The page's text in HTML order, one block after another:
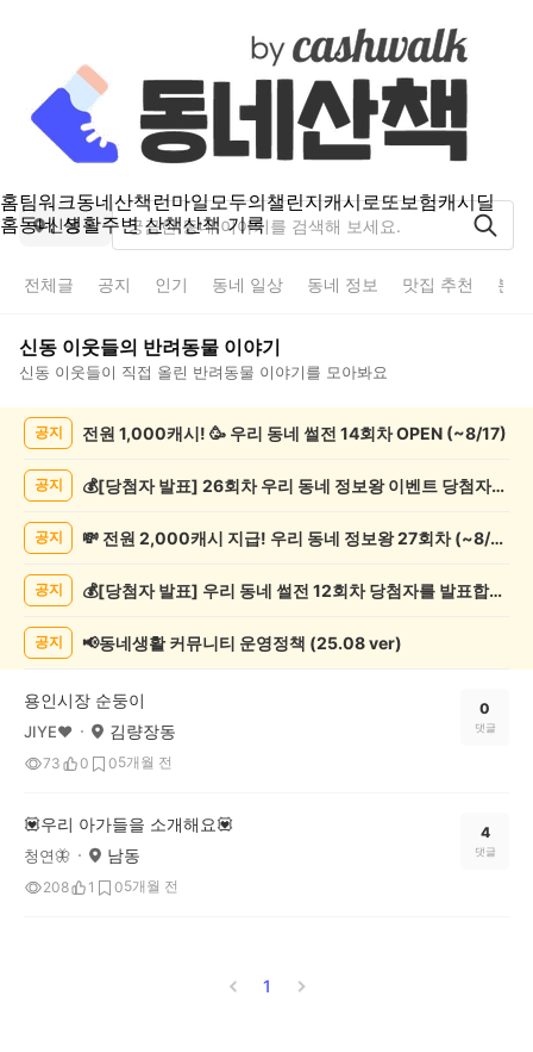
홈팀워크동네산책런마일모두의챌린지캐시로또보험캐시딜
홈동네 생활주변 산책산책 기록
신동
전체글 공지 인기 동네 일상 동네 정보 맛집 추천 분
신동 이웃들의 반려동물 이야기
신동 이웃들이 직접 올린 반려동물 이야기를 모아봐요
공지 전원 1,000캐시! 🥳 우리 동네 썰전 14회차 OPEN (~8/17)
공지 💰[당첨자 발표] 26회차 우리 동네 정보왕 이벤트 당첨자를 발표합니다!
공지 💸 전원 2,000캐시 지급! 우리 동네 정보왕 27회차 (~8/10)
공지 💰[당첨자 발표] 우리 동네 썰전 12회차 당첨자를 발표합니다!
공지 📢동네생활 커뮤니티 운영정책 (25.08 ver)
용인시장 순둥이
JIYE♥ 김량장동
73 0 05개월 전
0
댓글
💟우리 아가들을 소개해요💟
청연🦋 남동
208 1 05개월 전
4
댓글
1